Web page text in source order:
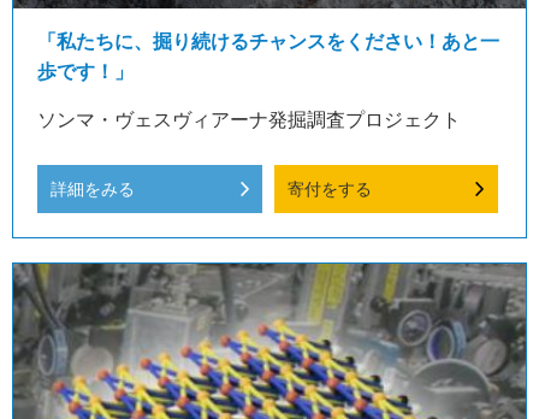
「私たちに、掘り続けるチャンスをください！あと一
歩です！」
ソンマ・ヴェスヴィアーナ発掘調査プロジェクト
詳細をみる 寄付をする